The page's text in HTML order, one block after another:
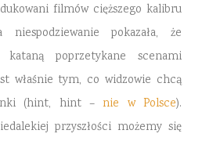
filmów cięższego kalibru
pokazała, że
kataną poprzetykane scenami
właśnie tym, co widzowie chcą
(hint, hint –nie w Polsce).
przyszłości możemy się